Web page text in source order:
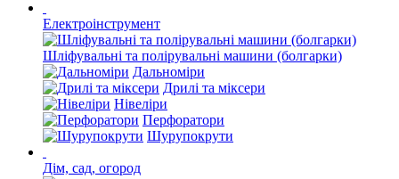
Електроінструмент
Шліфувальні та полірувальні машини (болгарки)
Дальноміри
Дрилі та міксери
Нівеліри
Перфоратори
Шурупокрути
Дім, сад, огород